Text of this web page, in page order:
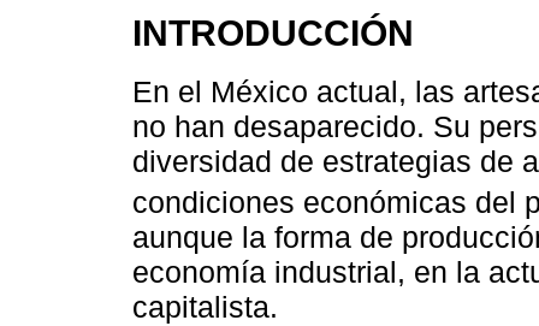
INTRODUCCIÓN
En el México actual, las
no han desaparecido. Su
diversidad de estrategias de
condiciones económicas del
aunque la forma de
economía industrial, en la
capitalista.